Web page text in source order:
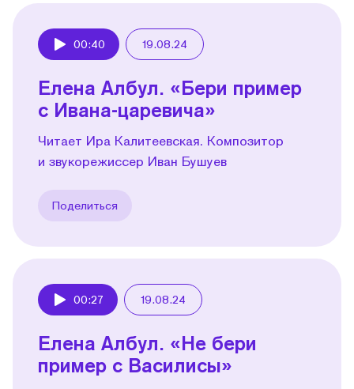
00:40 19.08.24
Елена Албул. «Бери пример
с Ивана-царевича»
Читает Ира Калитеевская. Композитор
и звукорежиссер Иван Бушуев
Поделиться
00:27 19.08.24
Елена Албул. «Не бери
пример с Василисы»